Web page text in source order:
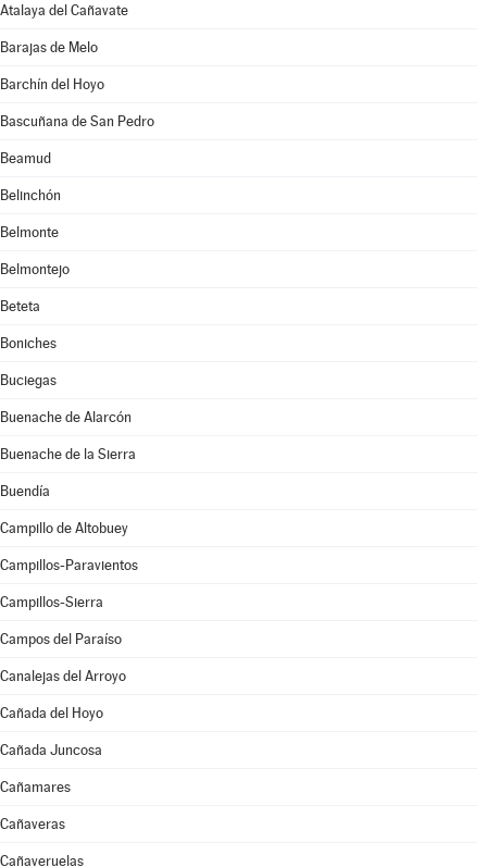
Atalaya del Cañavate
Barajas de Melo
Barchín del Hoyo
Bascuñana de San Pedro
Beamud
Belinchón
Belmonte
Belmontejo
Beteta
Boniches
Buciegas
Buenache de Alarcón
Buenache de la Sierra
Buendía
Campillo de Altobuey
Campillos-Paravientos
Campillos-Sierra
Campos del Paraíso
Canalejas del Arroyo
Cañada del Hoyo
Cañada Juncosa
Cañamares
Cañaveras
Cañaveruelas